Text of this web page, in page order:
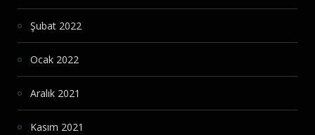
Şubat 2022
Ocak 2022
Aralık 2021
Kasım 2021